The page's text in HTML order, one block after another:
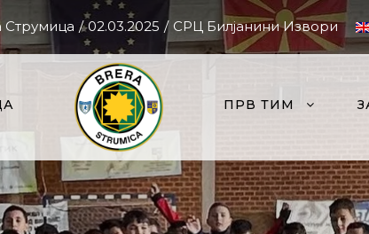
/ 02.03.2025 / СРЦ Билјанини Извори
ПРВ ТИМ